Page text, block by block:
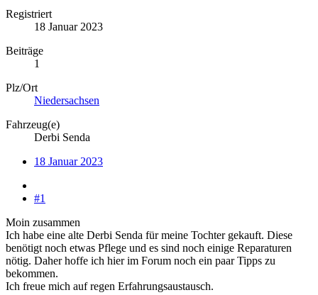
Registriert
18 Januar 2023
Beiträge
1
Plz/Ort
Niedersachsen
Fahrzeug(e)
Derbi Senda
18 Januar 2023
#1
Moin zusammen
Ich habe eine alte Derbi Senda für meine Tochter gekauft. Diese
benötigt noch etwas Pflege und es sind noch einige Reparaturen
nötig. Daher hoffe ich hier im Forum noch ein paar Tipps zu
bekommen.
Ich freue mich auf regen Erfahrungsaustausch.